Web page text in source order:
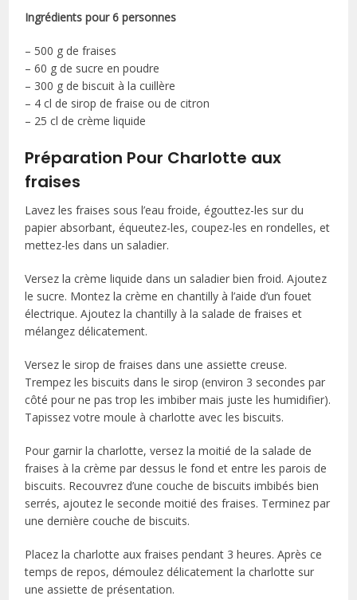
Ingrédients pour 6 personnes
– 500 g de fraises
– 60 g de sucre en poudre
– 300 g de biscuit à la cuillère
– 4 cl de sirop de fraise ou de citron
– 25 cl de crème liquide
Préparation Pour Charlotte aux
fraises
Lavez les fraises sous l’eau froide, égouttez-les sur du
papier absorbant, équeutez-les, coupez-les en rondelles, et
mettez-les dans un saladier.
Versez la crème liquide dans un saladier bien froid. Ajoutez
le sucre. Montez la crème en chantilly à l’aide d’un fouet
électrique. Ajoutez la chantilly à la salade de fraises et
mélangez délicatement.
Versez le sirop de fraises dans une assiette creuse.
Trempez les biscuits dans le sirop (environ 3 secondes par
côté pour ne pas trop les imbiber mais juste les humidifier).
Tapissez votre moule à charlotte avec les biscuits.
Pour garnir la charlotte, versez la moitié de la salade de
fraises à la crème par dessus le fond et entre les parois de
biscuits. Recouvrez d’une couche de biscuits imbibés bien
serrés, ajoutez le seconde moitié des fraises. Terminez par
une dernière couche de biscuits.
Placez la charlotte aux fraises pendant 3 heures. Après ce
temps de repos, démoulez délicatement la charlotte sur
une assiette de présentation.